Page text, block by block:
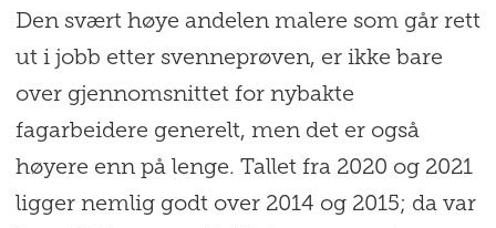
Den svært høye andelen malere som går rett
ut i jobb etter svenneprøven, er ikke bare
over gjennomsnittet for nybakte
fagarbeidere generelt, men det er også
høyere enn på lenge. Tallet fra 2020 og 2021
ligger nemlig godt over 2014 og 2015; da var